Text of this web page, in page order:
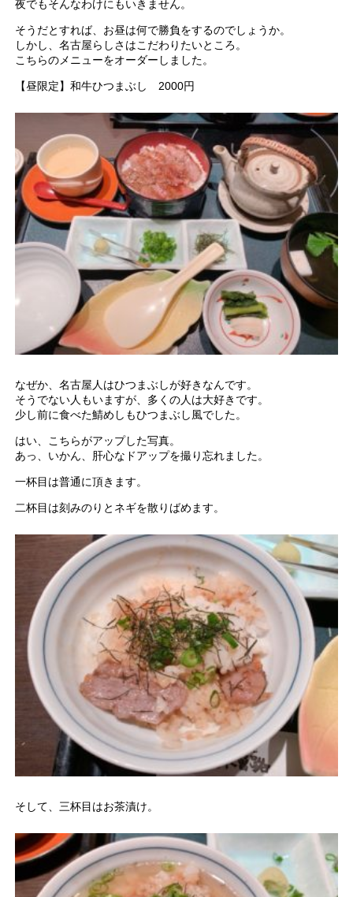
夜でもそんなわけにもいきません。
そうだとすれば、お昼は何で勝負をするのでしょうか。
しかし、名古屋らしさはこだわりたいところ。
こちらのメニューをオーダーしました。
【昼限定】和牛ひつまぶし 2000円
なぜか、名古屋人はひつまぶしが好きなんです。
そうでない人もいますが、多くの人は大好きです。
少し前に食べた鯖めしもひつまぶし風でした。
はい、こちらがアップした写真。
あっ、いかん、肝心なドアップを撮り忘れました。
一杯目は普通に頂きます。
二杯目は刻みのりとネギを散りばめます。
そして、三杯目はお茶漬け。